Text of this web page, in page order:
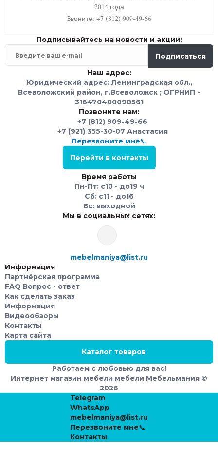
2014 года
Звоните: +7 (812) 909-49-66
Подписывайтесь на новости и акции:
Подписаться
Наш адрес:
Юридический адрес: Ленинградская обл.,
Всеволожский район, г.Всеволожск ; ОГРНИП -
316470400098561
Позвоните нам:
+7 (812) 909-49-66
+7 (921) 355-30-07 Анастасия
Перезвоните мне📞
Перейти в контакты
Время работы
Пн-Пт: с10 - до19 ч
Сб: с11 - до16
Вс: выходной
Мы в социальных сетях:
mebelmaniya@list.ru
Информация
Партнёрская программа
FAQ Вопрос - ответ
Как сделать заказ
Информация
Видеообзоры
Контакты
Карта сайта
Каталог товаров
Работаем с любовью для вас!
Интернет магазин мебели мебели Мебельмания ©
2026
Telegram
WhatsApp
mebelmaniya@list.ru
Перезвоните мне📞
Контакты